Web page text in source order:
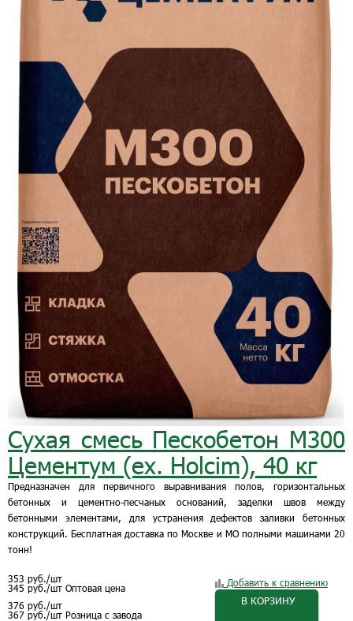
Сухая смесь Пескобетон М300
Цементум (ex. Holcim), 40 кг
Предназначен для первичного выравнивания полов, горизонтальных
бетонных и цементно-песчаных оснований, заделки швов между
бетонными элементами, для устранения дефектов заливки бетонных
конструкций. Бесплатная доставка по Москве и МО полными машинами 20
тонн!
353 руб./шт
345 руб./шт Оптовая цена
376 руб./шт
367 руб./шт Розница с завода
Добавить к сравнению
В КОРЗИНУ